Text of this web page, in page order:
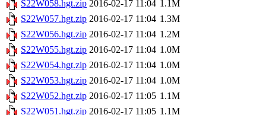
S22W058.hgt.zip 2016-02-17 11:04 1.1M
S22W057.hgt.zip 2016-02-17 11:04 1.3M
S22W056.hgt.zip 2016-02-17 11:04 1.2M
S22W055.hgt.zip 2016-02-17 11:04 1.0M
S22W054.hgt.zip 2016-02-17 11:04 1.0M
S22W053.hgt.zip 2016-02-17 11:04 1.0M
S22W052.hgt.zip 2016-02-17 11:05 1.1M
S22W051.hgt.zip 2016-02-17 11:05 1.1M